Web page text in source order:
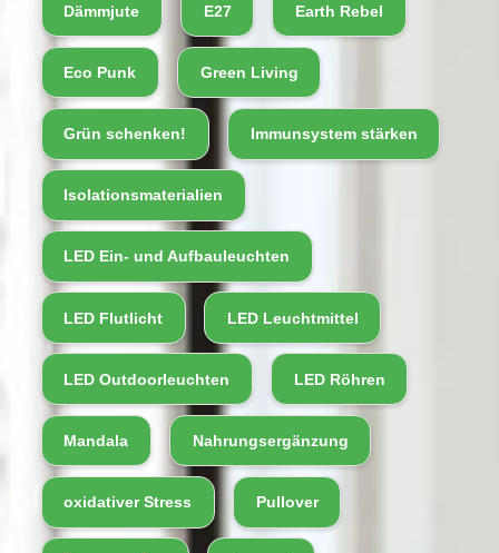
Dämmjute E27 Earth Rebel
Eco Punk Green Living
Grün schenken! Immunsystem stärken
Isolationsmaterialien
LED Ein- und Aufbauleuchten
LED Flutlicht LED Leuchtmittel
LED Outdoorleuchten LED Röhren
Mandala Nahrungsergänzung
oxidativer Stress Pullover